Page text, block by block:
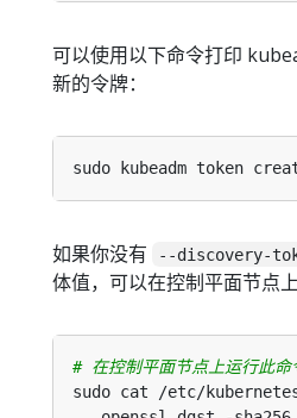
可以使用以下命令打印
新的令牌：
如果你没有 --discovery-
体值，可以在控制平面节点
# 在控制平面节点上运行此命
sudo cat /etc/